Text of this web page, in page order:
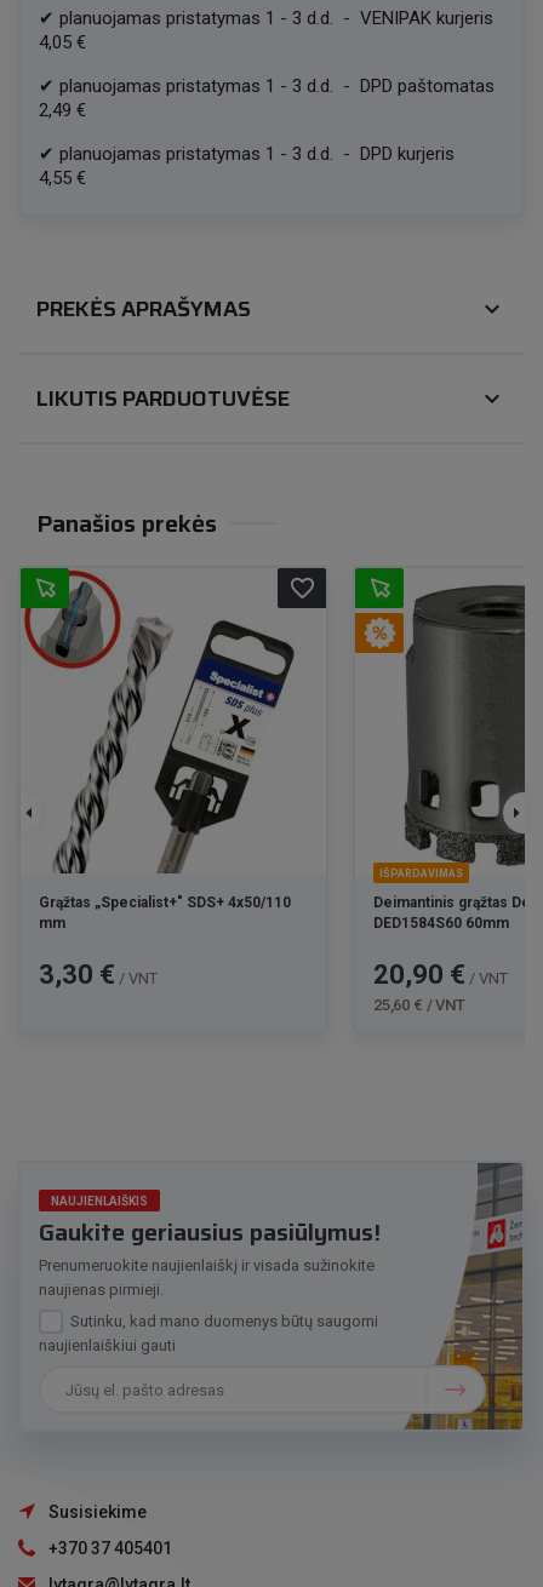
✔ planuojamas pristatymas 1 - 3 d.d. - VENIPAK kurjeris
4,05 €
✔ planuojamas pristatymas 1 - 3 d.d. - DPD paštomatas
2,49 €
✔ planuojamas pristatymas 1 - 3 d.d. - DPD kurjeris
4,55 €
PREKĖS APRAŠYMAS expand_more
LIKUTIS PARDUOTUVĖSE expand_more
Panašios prekės
Grąžtas „Specialist+" SDS+ 4x50/110
mm
Kaina
3,30 € / VNT
favorite_border
IŠPARDAVIMAS
Deimantinis grąžtas
DED1584S60 60mm
Kaina
20,90 € / VNT
25,60 € / VNT
NAUJIENLAIŠKIS
Gaukite geriausius pasiūlymus!
Prenumeruokite naujienlaiškį ir visada sužinokite
naujienas pirmieji.
Sutinku, kad mano duomenys būtų saugomi
naujienlaiškiui gauti
Susisiekime
+370 37 405401